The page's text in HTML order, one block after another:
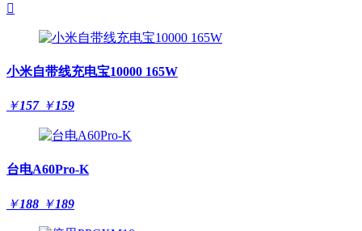

小米自带线充电宝10000 165W
￥157 ￥159
台电A60Pro-K
￥188 ￥189